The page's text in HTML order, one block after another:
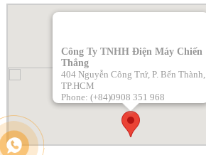
Công Ty TNHH Điện Máy Chiến
Thắng
404 Nguyễn Công Trứ, P. Bến Thành,
TP.HCM
Phone: (+84)0908 351 968